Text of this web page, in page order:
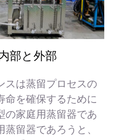
部と外部
スは蒸留プロセスの
命を確保するために
の家庭用蒸留器であ
留器であろうと、